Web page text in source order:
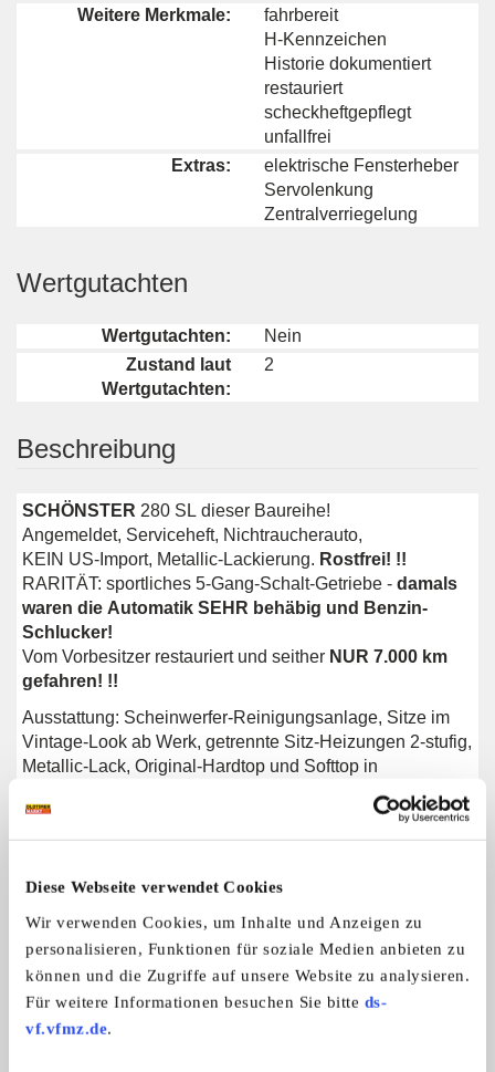
Diese Webseite verwendet Cookies
Wir verwenden Cookies, um Inhalte und Anzeigen zu
personalisieren, Funktionen für soziale Medien anbieten zu
können und die Zugriffe auf unsere Website zu analysieren.
Für weitere Informationen besuchen Sie bitte ds-
vf.vfmz.de.
Weitere Merkmale:
fahrbereit
H-Kennzeichen
Historie dokumentiert
restauriert
scheckheftgepflegt
unfallfrei
Extras:
elektrische Fensterheber
Servolenkung
Zentralverriegelung
Wertgutachten
Wertgutachten:
Nein
Zustand laut
Wertgutachten:
2
Beschreibung
SCHÖNSTER 280 SL dieser Baureihe!
Angemeldet, Serviceheft, Nichtraucherauto,
KEIN US-Import, Metallic-Lackierung. Rostfrei! !!
RARITÄT: sportliches 5-Gang-Schalt-Getriebe - damals
waren die Automatik SEHR behäbig und Benzin-
Schlucker!
Vom Vorbesitzer restauriert und seither NUR 7.000 km
gefahren! !!
Ausstattung: Scheinwerfer-Reinigungsanlage, Sitze im
Vintage-Look ab Werk, getrennte Sitz-Heizungen 2-stufig,
Metallic-Lack, Original-Hardtop und Softtop in
Wagenfarbe, elektr. Fensterheber, elektr. Spiegel, Servo-
Lenkung, neu aufbereitete Barock-Felgen, elektr.
Antenne, Becker-Mexico-Cass.-Radio, Wurzel-Holz-
Hardtop ist im Preis inkludiert! !!
Weitere Anzeigen dieses Anbieters